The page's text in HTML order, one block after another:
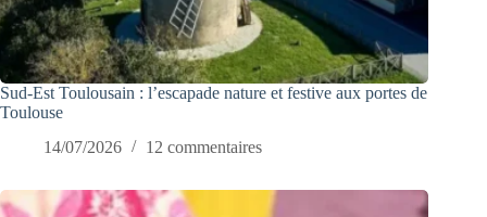
Sud-Est Toulousain : l’escapade nature et festive aux portes de
Toulouse
14/07/2026
12 commentaires